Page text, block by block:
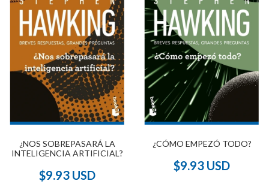
¿NOS SOBREPASARÁ LA
INTELIGENCIA ARTIFICIAL?
$9.93 USD
¿CÓMO EMPEZÓ TODO?
$9.93 USD